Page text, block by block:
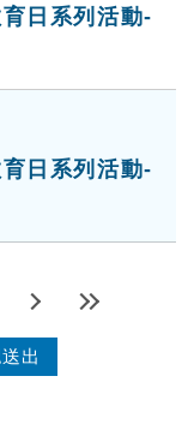
日系列活動-
日系列活動-